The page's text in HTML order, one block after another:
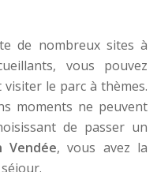
de nombreux sites à
vous pouvez
le parc à thèmes.
moments ne peuvent
de passer un
Vendée, vous avez la